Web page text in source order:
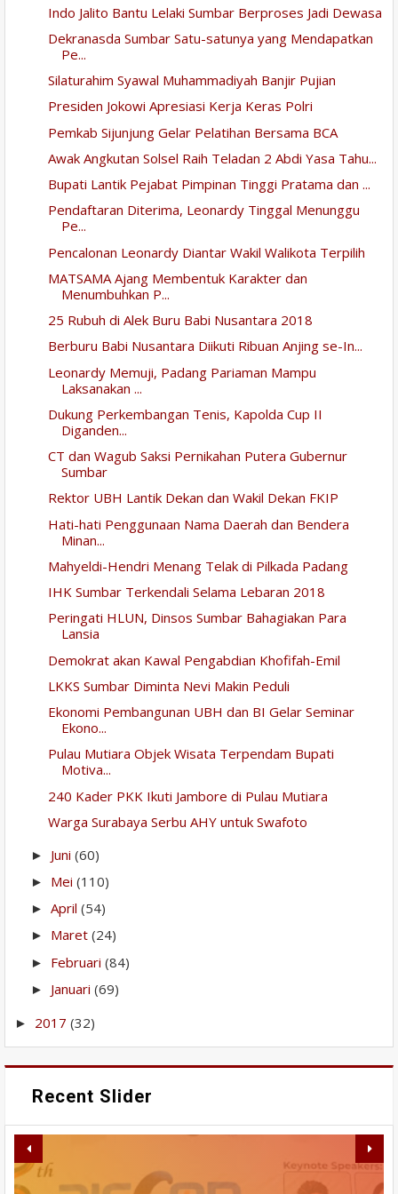
Indo Jalito Bantu Lelaki Sumbar Berproses Jadi Dewasa
Dekranasda Sumbar Satu-satunya yang Mendapatkan
Pe...
Silaturahim Syawal Muhammadiyah Banjir Pujian
Presiden Jokowi Apresiasi Kerja Keras Polri
Pemkab Sijunjung Gelar Pelatihan Bersama BCA
Awak Angkutan Solsel Raih Teladan 2 Abdi Yasa Tahu...
Bupati Lantik Pejabat Pimpinan Tinggi Pratama dan ...
Pendaftaran Diterima, Leonardy Tinggal Menunggu
Pe...
Pencalonan Leonardy Diantar Wakil Walikota Terpilih
MATSAMA Ajang Membentuk Karakter dan
Menumbuhkan P...
25 Rubuh di Alek Buru Babi Nusantara 2018
Berburu Babi Nusantara Diikuti Ribuan Anjing se-In...
Leonardy Memuji, Padang Pariaman Mampu
Laksanakan ...
Dukung Perkembangan Tenis, Kapolda Cup II
Diganden...
CT dan Wagub Saksi Pernikahan Putera Gubernur
Sumbar
Rektor UBH Lantik Dekan dan Wakil Dekan FKIP
Hati-hati Penggunaan Nama Daerah dan Bendera
Minan...
Mahyeldi-Hendri Menang Telak di Pilkada Padang
IHK Sumbar Terkendali Selama Lebaran 2018
Peringati HLUN, Dinsos Sumbar Bahagiakan Para
Lansia
Demokrat akan Kawal Pengabdian Khofifah-Emil
LKKS Sumbar Diminta Nevi Makin Peduli
Ekonomi Pembangunan UBH dan BI Gelar Seminar
Ekono...
Pulau Mutiara Objek Wisata Terpendam Bupati
Motiva...
240 Kader PKK Ikuti Jambore di Pulau Mutiara
Warga Surabaya Serbu AHY untuk Swafoto
► Juni (60)
► Mei (110)
► April (54)
► Maret (24)
► Februari (84)
► Januari (69)
► 2017 (32)
Recent Slider